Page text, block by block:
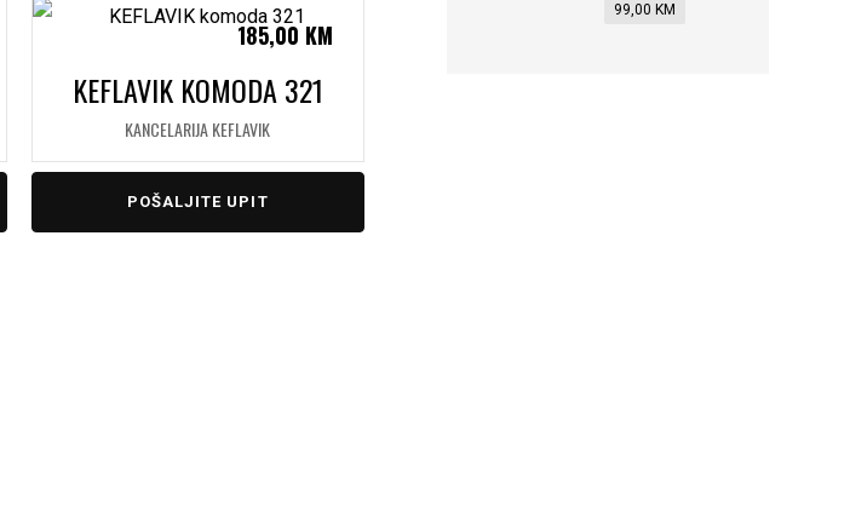
KEFLAVIK KOMODA 321
KANCELARIJA KEFLAVIK
185,00 KM
POŠALJITE UPIT
99,00 KM